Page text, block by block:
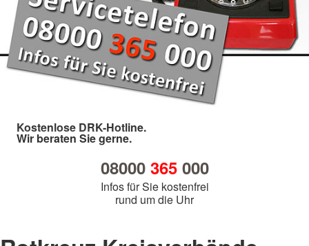
Kostenlose DRK-Hotline.
Wir beraten Sie gerne.
08000 365000
Infos für Sie kostenfrei
rund um die Uhr